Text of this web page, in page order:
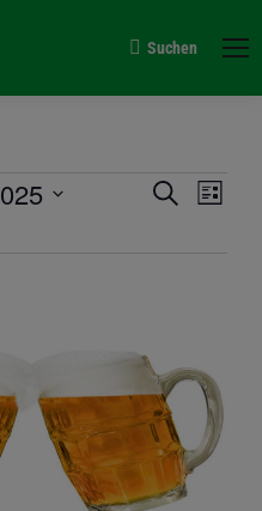
Search:
Suchen
Suche
Liste